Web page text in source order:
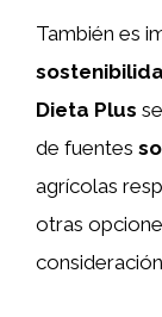
También es
Dieta Plus
de fuentes
agrícolas
otras